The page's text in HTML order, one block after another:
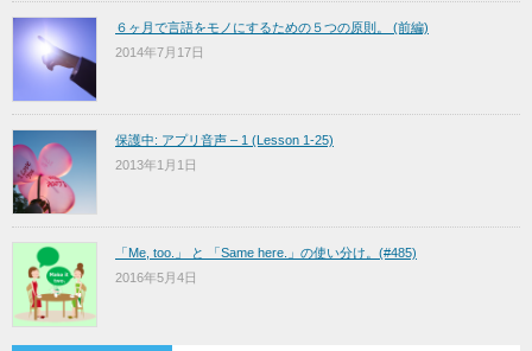
６ヶ月で言語をモノにするための５つの原則。 (前編)
2014年7月17日
保護中: アプリ音声 – 1 (Lesson 1-25)
2013年1月1日
「Me, too.」 と 「Same here.」の使い分け。(#485)
2016年5月4日